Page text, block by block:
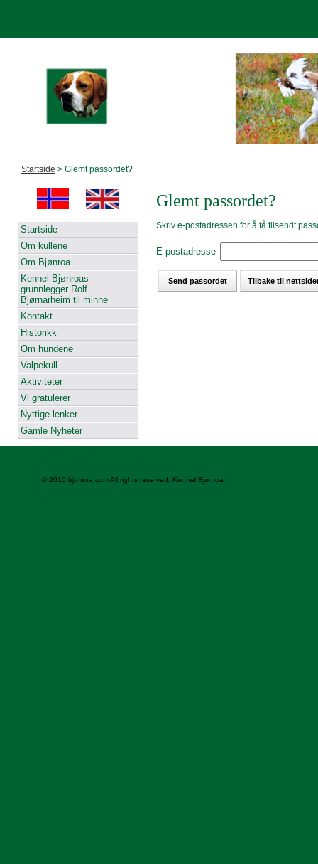
Startside > Glemt passordet?
Startside
Om kullene
Om Bjønroa
Kennel Bjønroas
grunnlegger Rolf
Bjørnarheim til minne
Kontakt
Historikk
Om hundene
Valpekull
Aktiviteter
Vi gratulerer
Nyttige lenker
Gamle Nyheter
Glemt passordet?
Skriv e-postadressen for å få tilsendt
E-postadresse
© 2010 bjonroa.com All rights reserved. Kennel Bjønroa